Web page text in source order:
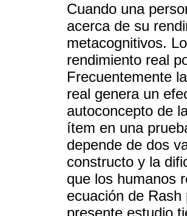
Cuando una
acerca de su
metacognitivos.
rendimiento real
Frecuentemente
real genera un
autoconcepto de
ítem en una
depende de dos
constructo y la
que los humanos
ecuación de
presente estudio